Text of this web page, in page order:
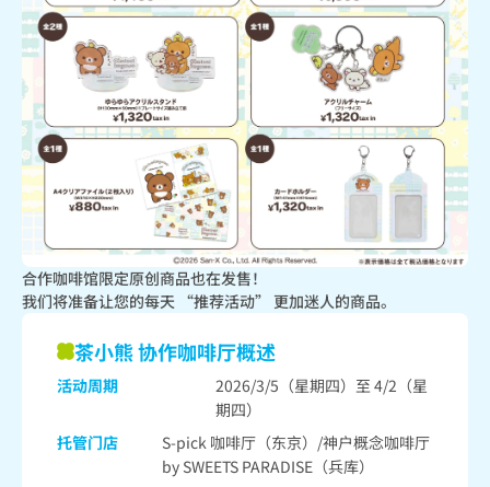
合作咖啡馆限定原创商品也在发售！
我们将准备让您的每天 “推荐活动” 更加迷人的商品。
茶小熊 协作咖啡厅概述
活动周期
2026/3/5（星期四）至 4/2（星
期四）
托管门店
S-pick 咖啡厅（东京）/神户概念咖啡厅
by SWEETS PARADISE（兵库）